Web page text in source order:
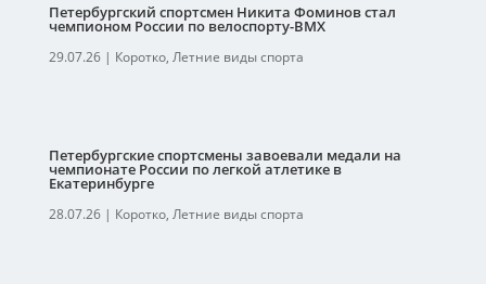
Петербургский спортсмен Никита Фоминов стал
чемпионом России по велоспорту-ВМХ
29.07.26| Коротко, Летние виды спорта
Петербургские спортсмены завоевали медали на
чемпионате России по легкой атлетике в
Екатеринбурге
28.07.26| Коротко, Летние виды спорта